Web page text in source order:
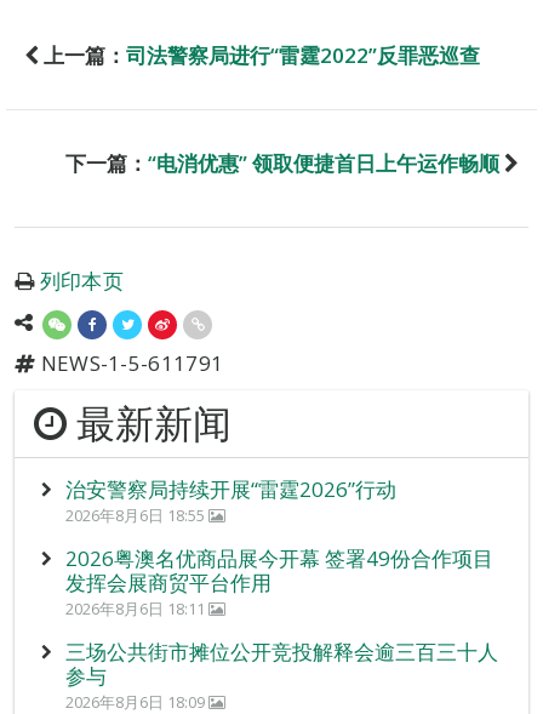
上一篇： 司法警察局进行“雷霆2022”反罪恶巡查
下一篇： “电消优惠” 领取便捷首日上午运作畅顺
列印本页
NEWS-1-5-611791
最新新闻
治安警察局持续开展“雷霆2026”行动
2026年8月6日 18:55
2026粤澳名优商品展今开幕 签署49份合作项目
发挥会展商贸平台作用
2026年8月6日 18:11
三场公共街市摊位公开竞投解释会逾三百三十人
参与
2026年8月6日 18:09